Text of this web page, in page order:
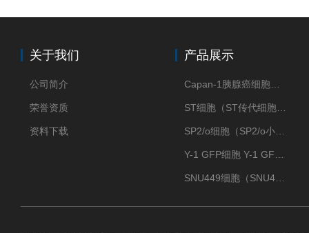
关于我们
公司简介
荣誉资质
资料下载
产品展示